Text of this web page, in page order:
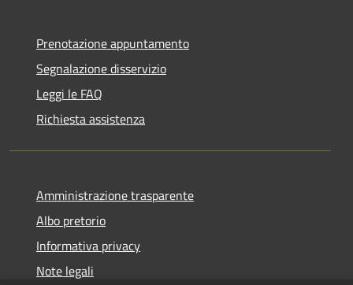
Prenotazione appuntamento
Segnalazione disservizio
Leggi le FAQ
Richiesta assistenza
Amministrazione trasparente
Albo pretorio
Informativa privacy
Note legali